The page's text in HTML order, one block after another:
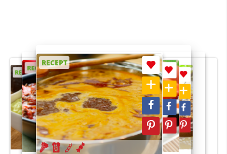
RECEPT
RECEPT
RECEPT
RECEPT
RECEPT